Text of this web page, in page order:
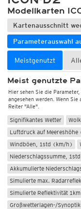
Modellkarten
Kartenausschnitt
Parameterauswahl
Meistgenutzt
Meist genutzte
Hier sehen Sie die
angesehen werden. Wenn
Reiter "Alle".
Signifikantes Wetter
Luftdruck auf Meereshöhe
Windböen, 1std (km/h)
Niederschlagssumme,
Akkumulierte
Simulierte max.
Simulierte Reflektivität
Großwetterlagen-/